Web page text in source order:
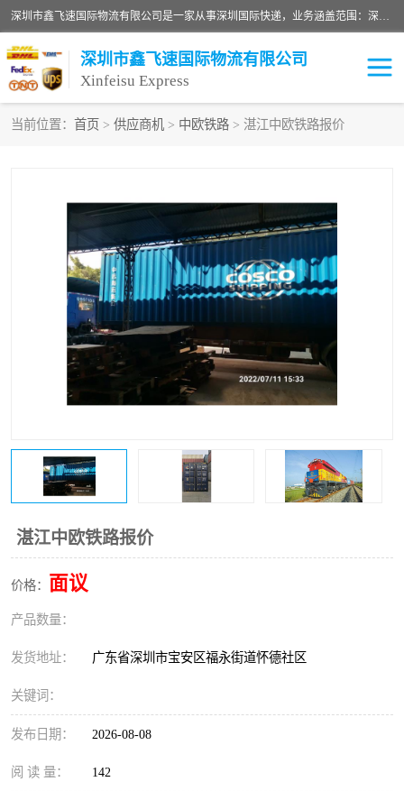
深圳市鑫飞速国际物流有限公司是一家从事深圳国际快递，业务涵盖范围：深圳DHL国际快递、深圳国际快递公司、深圳国际物流公司、深圳国际快递、深圳DHL国际快递电话可拨打全国服务热线：15019287411。欢迎各位亲来人来电到我司洽谈合作。
深圳市鑫飞速国际物流有限公司
Xinfeisu Express
当前位置： 首页 > 供应商机 > 中欧铁路 > 湛江中欧铁路报价
湛江中欧铁路报价
价格： 面议
产品数量：
发货地址： 广东省深圳市宝安区福永街道怀德社区
关键词：
发布日期： 2026-08-08
阅 读 量： 142
俄罗斯快递 巴西快递
深圳DHL国际快递 伊朗快递
UPS国际快递 深圳国际快递公司
深圳国际物流公司
DHL国际快递电话 深圳国际快递